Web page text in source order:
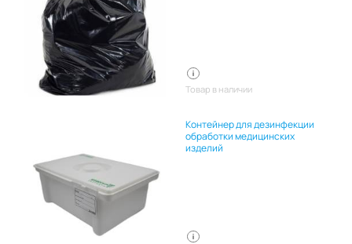
Товар в наличии
Контейнер для дезинфекции
обработки медицинских
изделий